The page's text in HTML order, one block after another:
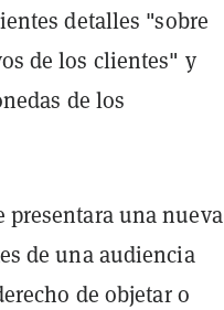
detalles "sobre
de los clientes" y
de los
presentara una nueva
de una audiencia
de objetar o